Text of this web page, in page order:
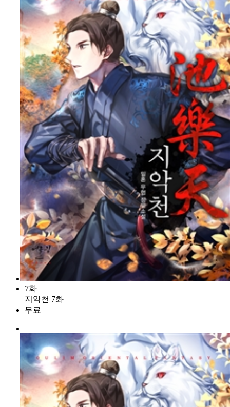
7화
지악천 7화
무료